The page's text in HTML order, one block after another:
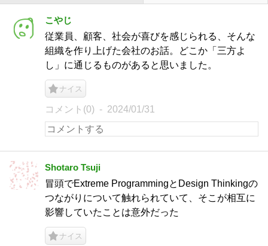
こやじ
従業員、顧客、社会が喜びを感じられる、そんな
組織を作り上げた会社のお話。どこか「三方よ
し」に通じるものがあると思いました。
ナイス
コメント(0) 2024/01/31
Shotaro Tsuji
冒頭でExtreme ProgrammingとDesign Thinkingの
つながりについて触れられていて、そこが相互に
影響していたことは意外だった
ナイス